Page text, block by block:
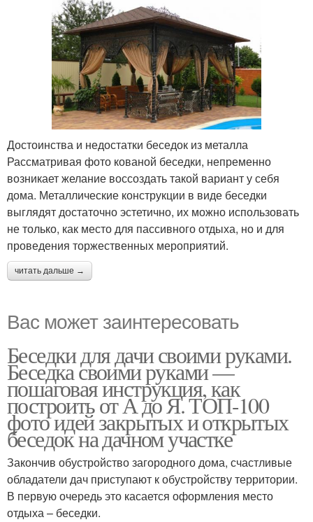
Достоинства и недостатки беседок из металла
Рассматривая фото кованой беседки, непременно
возникает желание воссоздать такой вариант у себя
дома. Металлические конструкции в виде беседки
выглядят достаточно эстетично, их можно использовать
не только, как место для пассивного отдыха, но и для
проведения торжественных мероприятий.
читать дальше →
Вас может заинтересовать
Беседки для дачи своими руками.
Беседка своими руками —
пошаговая инструкция, как
построить от А до Я. ТОП-100
фото идей закрытых и открытых
беседок на дачном участке
Закончив обустройство загородного дома, счастливые
обладатели дач приступают к обустройству территории.
В первую очередь это касается оформления место
отдыха – беседки.